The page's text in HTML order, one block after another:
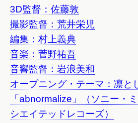
3D監督：佐藤敦
撮影監督：荒井栄児
編集：村上義典
音楽：菅野祐吾
音響監督：岩浪美和
オープニング・テーマ：凛と
「abnormalize」（ソニー・
シエイテッドレコーズ）